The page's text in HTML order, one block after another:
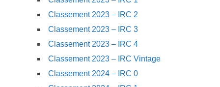
Classement 2023 – IRC 2
Classement 2023 – IRC 3
Classement 2023 – IRC 4
Classement 2023 – IRC Vintage
Classement 2024 – IRC 0